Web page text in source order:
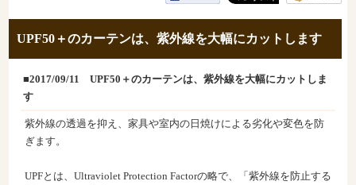
UPF50＋のカーテンは、紫外線を大幅にカットします
■2017/09/11
UPF50＋のカーテンは、紫外線を大幅にカットしま
す
紫外線の透過を抑え、家具や室内の日焼けによる劣化や変色を防
ぎます。
UPFとは、Ultraviolet Protection Factorの略で、「紫外線を防止する